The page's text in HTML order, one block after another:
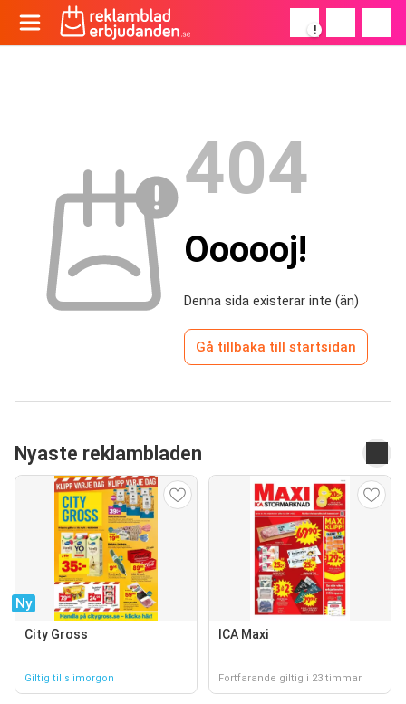
!
404
Oooooj!
Denna sida existerar inte (än)
Gå tillbaka till startsidan
Nyaste reklambladen
Ny
City Gross
Giltig tills imorgon
ICA Maxi
Fortfarande giltig i 23 timmar